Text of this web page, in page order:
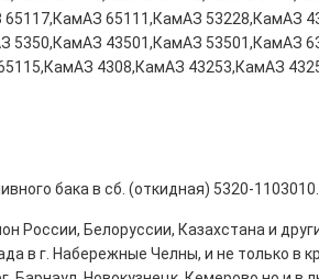
65111,КамАЗ 53228,КамАЗ
5350,КамАЗ 43501,КамАЗ 53501,КамАЗ
4308,КамАЗ 43253,КамАЗ
бака в сб. (откидная) 5320-
России, Белоруссии, Казахстана и
в г. Набережные Челны, и не только в